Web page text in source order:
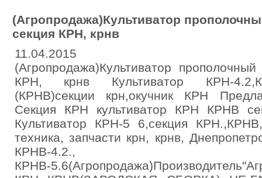
(Агропродажа)Культиватор
секция КРН, крнв
11.04.2015
(Агропродажа)Культиватор
КРН, крнв Культиватор КРН-
(КРНВ)секции крн,окучник КРН
Секция КРН культиватор КРН КРНВ
Культиватор КРН-5 6,секция
техника, запчасти крн, крнв,
КРНВ-4.2.,
КРНВ-